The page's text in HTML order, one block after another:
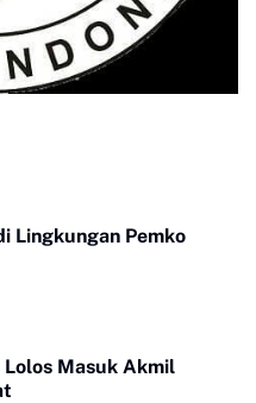
Lingkungan Pemko
Masuk Akmil